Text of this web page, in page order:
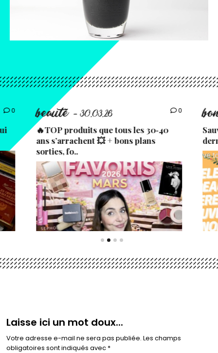
0 beauté - 30.03.26 0
🔥TOP produits que tous les 30‑40
ans s’arrachent 💥 + bons plans
sorties, fo..
Laisse ici un mot doux...
Votre adresse e-mail ne sera pas publiée. Les champs
obligatoires sont indiqués avec *